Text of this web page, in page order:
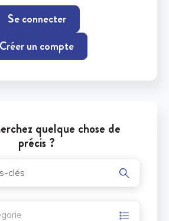
Se connecter
Créer un compte
quelque chose de
précis ?